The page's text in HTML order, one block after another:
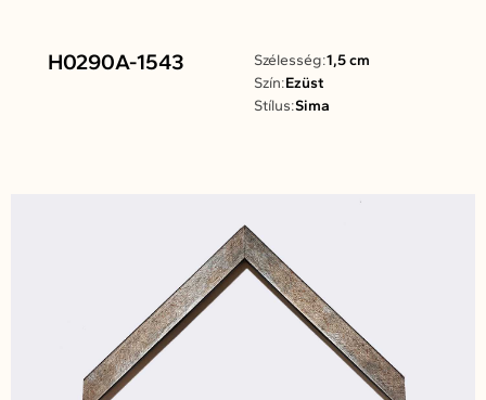
H0290A-1543 Szélesség:1,5 cm
Szín:Ezüst
Stílus:Sima